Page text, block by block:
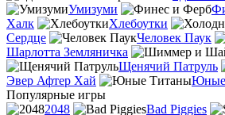
Умизуми
Халк
Хлебоутки
Сердце
Человек Паук
Шарлотта Земляничка
Щенячий Патруль
Эвер Афтер Хай
Юные
Популярные игры
2048
Bad Piggies